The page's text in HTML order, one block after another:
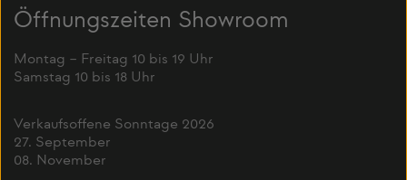
Öffnungszeiten Showroom
Montag – Freitag 10 bis 19 Uhr
Samstag 10 bis 18 Uhr
Verkaufsoffene Sonntage 2026
27. September
08. November